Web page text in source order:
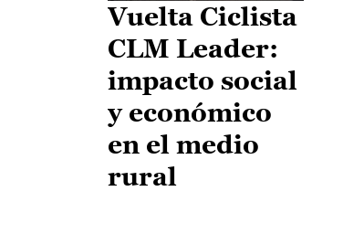
Vuelta Ciclista
CLM Leader:
impacto social
y económico
en el medio
rural